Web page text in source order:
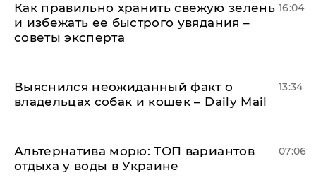
Как правильно хранить свежую зелень
и избежать ее быстрого увядания –
советы эксперта
16:04
Выяснился неожиданный факт о
владельцах собак и кошек – Daily Mail
13:34
Альтернатива морю: ТОП вариантов
отдыха у воды в Украине
07:06